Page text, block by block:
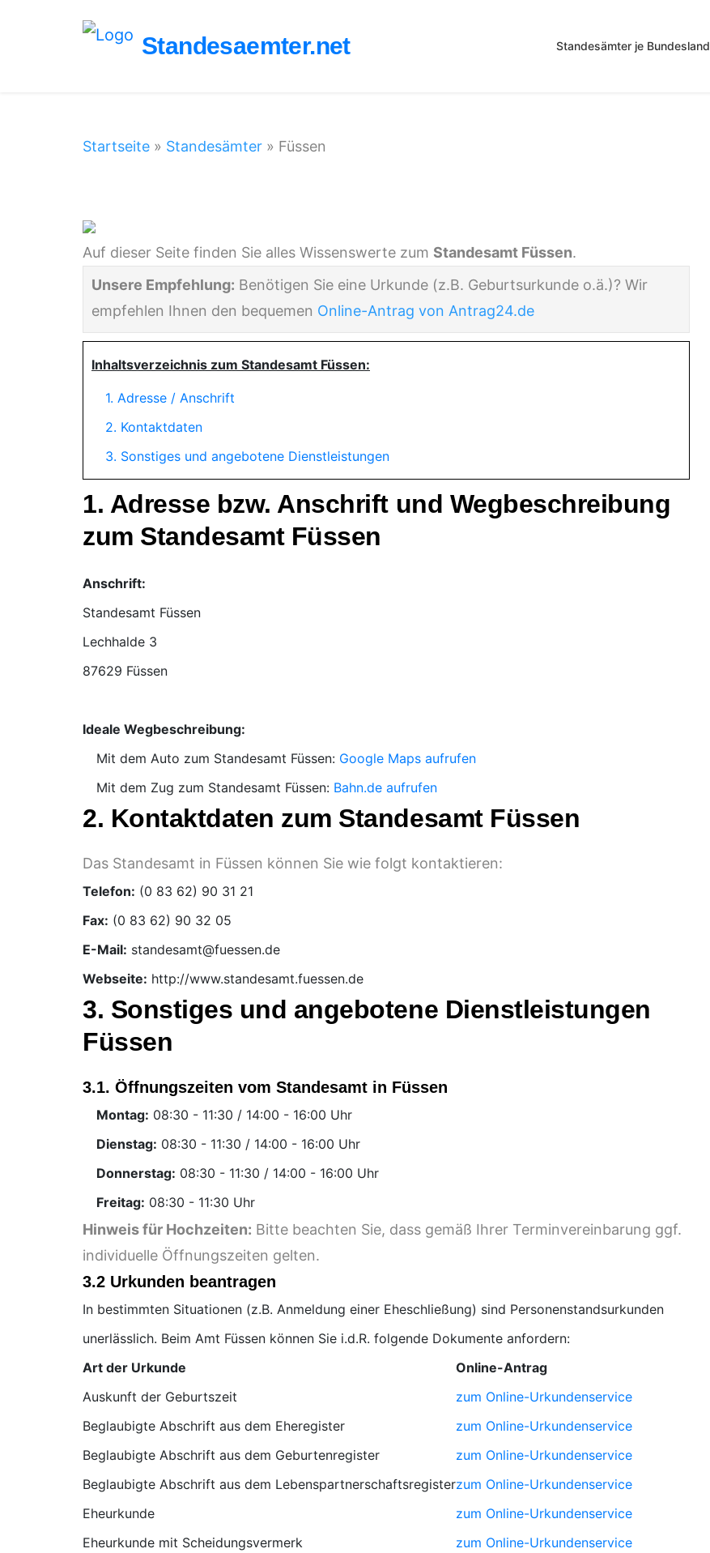
Standesaemter.net Standesämter je Bundesland
Startseite » Standesämter » Füssen
Auf dieser Seite finden Sie alles Wissenswerte zum Standesamt Füssen.
Unsere Empfehlung: Benötigen Sie eine Urkunde (z.B. Geburtsurkunde o.ä.)? Wir
empfehlen Ihnen den bequemen Online-Antrag von Antrag24.de
Inhaltsverzeichnis zum Standesamt Füssen:
1. Adresse / Anschrift
2. Kontaktdaten
3. Sonstiges und angebotene Dienstleistungen
1. Adresse bzw. Anschrift und Wegbeschreibung
zum Standesamt Füssen
Anschrift:
Standesamt Füssen
87629 Füssen
Ideale Wegbeschreibung:
Mit dem Auto zum Standesamt Füssen: Google Maps aufrufen
Mit dem Zug zum Standesamt Füssen: Bahn.de aufrufen
2. Kontaktdaten zum Standesamt Füssen
Das Standesamt in Füssen können Sie wie folgt kontaktieren:
Telefon:
Fax:
E-Mail:
Webseite: http://www.standesamt.fuessen.de
3. Sonstiges und angebotene Dienstleistungen
Füssen
3.1. Öffnungszeiten vom Standesamt in Füssen
Montag:
Uhr
Dienstag:
Uhr
Donnerstag:
Uhr
Freitag:
Uhr
Hinweis für Hochzeiten: Bitte beachten Sie, dass gemäß Ihrer Terminvereinbarung ggf.
individuelle Öffnungszeiten gelten.
3.2 Urkunden beantragen
In bestimmten Situationen (z.B. Anmeldung einer Eheschließung) sind Personenstandsurkunden
unerlässlich. Beim Amt Füssen können Sie i.d.R. folgende Dokumente anfordern:
Art der Urkunde
Online-Antrag
Auskunft der Geburtszeit
zum Online-Urkundenservice
Beglaubigte Abschrift aus dem Eheregister
zum Online-Urkundenservice
Beglaubigte Abschrift aus dem Geburtenregister
zum Online-Urkundenservice
Beglaubigte Abschrift aus dem Lebenspartnerschaftsregisterzum Online-Urkundenservice
Eheurkunde
zum Online-Urkundenservice
Eheurkunde mit Scheidungsvermerk
zum Online-Urkundenservice